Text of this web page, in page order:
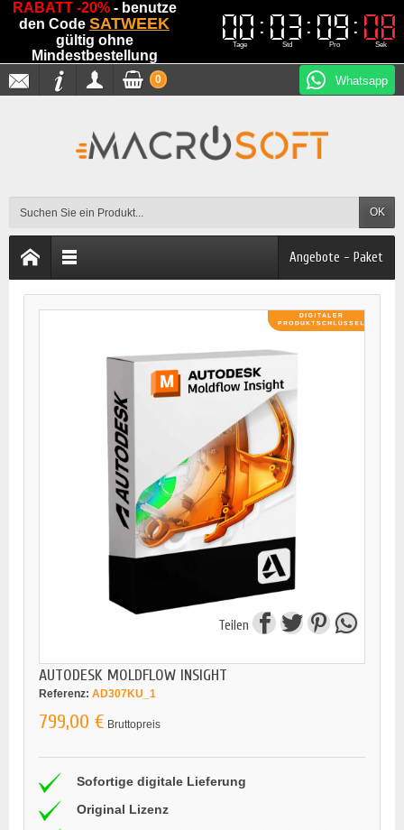
RABATT -20% - benutze
den Code SATWEEK
gültig ohne
Mindestbestellung
00
00
Tage
03
03
Std
09
09
Pro
08
08
Sek
Whatsapp
OK
0
Angebote - Paket
Teilen
AUTODESK MOLDFLOW INSIGHT
Referenz: AD307KU_1
799,00 € Bruttopreis
Sofortige digitale Lieferung
Original Lizenz